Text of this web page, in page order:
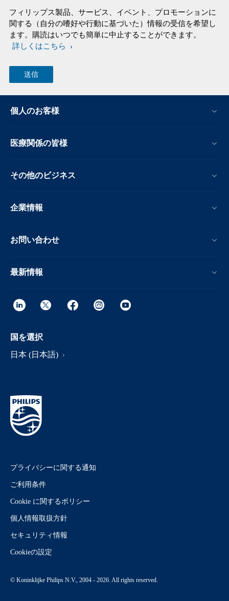
フィリップス製品、サービス、イベント、プロモーションに
関する（自分の嗜好や行動に基づいた）情報の受信を希望し
ます。購読はいつでも簡単に中止することができます。
詳しくはこちら
個人のお客様
医療関係の皆様
その他のビジネス
企業情報
お問い合わせ
最新情報
国を選択
日本 (日本語)
プライバシーに関する通知
ご利用条件
Cookie に関するポリシー
個人情報取扱方針
セキュリティ情報
Cookieの設定
© Koninklijke Philips N.V., 2004 - 2026. All rights reserved.